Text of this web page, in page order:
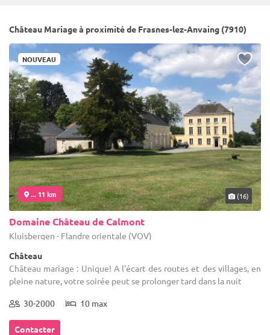
Château Mariage à proximité de Frasnes-lez-Anvaing (7910)
NOUVEAU
... 11 km (16)
Domaine Château de Calmont
Kluisbergen - Flandre orientale (VOV)
Château
Château mariage : Unique! A l'écart des routes et des villages, en
pleine nature, votre soirée peut se prolonger tard dans la nuit
30-2000 10 max
Contacter